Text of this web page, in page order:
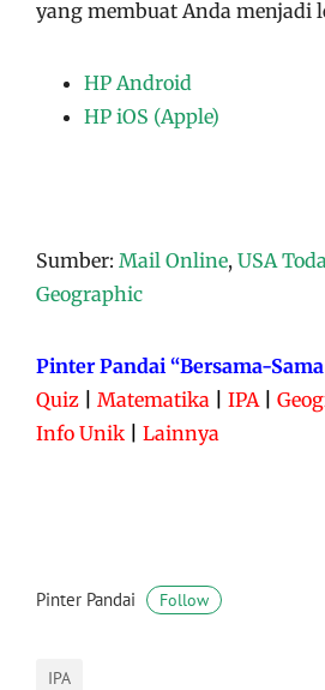
yang membuat Anda menjadi
HP Android
HP iOS (Apple)
Sumber: Mail Online, USA
Geographic
Pinter Pandai “Bersama-
Quiz
Matematika IPA|
Info Unik
Lainnya
Pinter Pandai Follow
IPA